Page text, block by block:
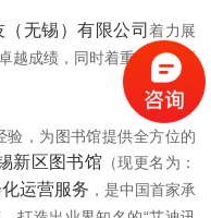
（无锡）有限公司着力展
越成绩，同时着重推广最新
，为图书馆提供全方位的
新区图书馆 （现更名为：
运营服务 ，是中国首家承